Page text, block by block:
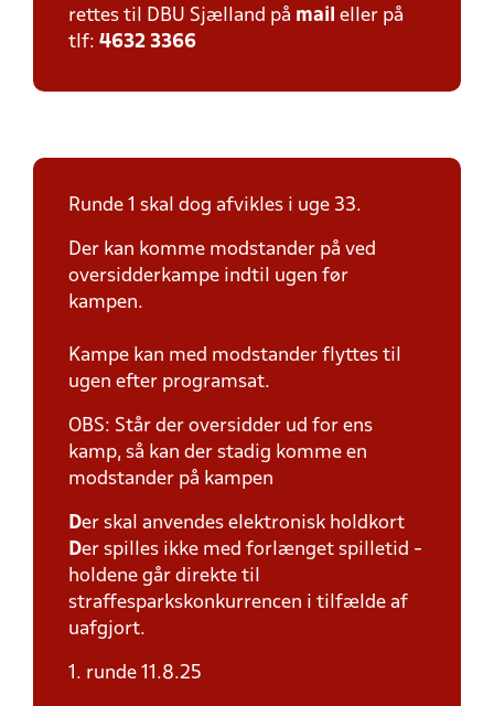
rettes til DBU Sjælland på mail eller på
tlf: 4632 3366
Runde 1 skal dog afvikles i uge 33.
Der kan komme modstander på ved
oversidderkampe indtil ugen før
kampen.
Kampe kan med modstander flyttes til
ugen efter programsat.
OBS: Står der oversidder ud for ens
kamp, så kan der stadig komme en
modstander på kampen
Der skal anvendes elektronisk holdkort
Der spilles ikke med forlænget spilletid -
holdene går direkte til
straffesparkskonkurrencen i tilfælde af
uafgjort.
1. runde 11.8.25